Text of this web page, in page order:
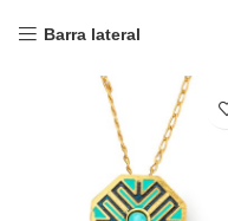
Barra lateral